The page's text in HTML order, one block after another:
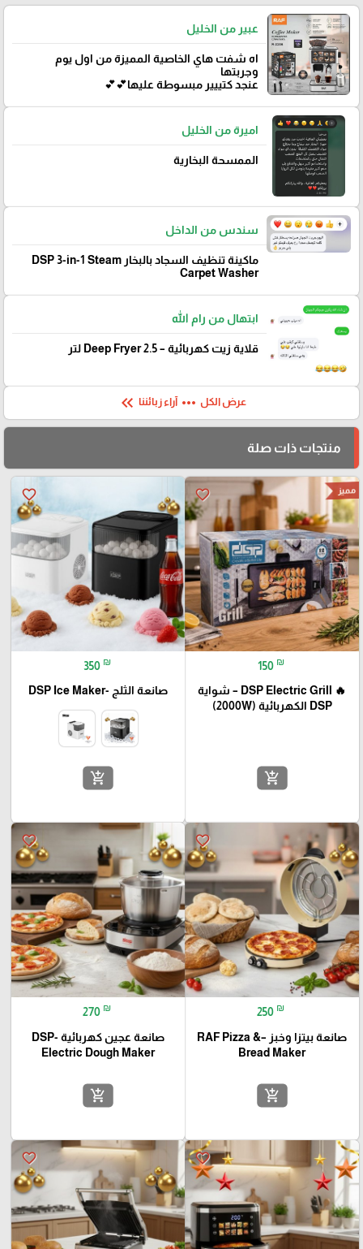
عبير من الخليل
اه شفت هاي الخاصية المميزة من اول يوم
وجربتها
عنجد كتييير مبسوطة عليها💕💕
اميرة من الخليل
الممسحة البخارية
سندس من الداخل
ماكينة تنظيف السجاد بالبخار DSP 3-in-1 Steam
Carpet Washer
ابتهال من رام الله
قلاية زيت كهربائية – Deep Fryer 2.5 لتر
عرض الكل more_horiz آراء زبائننا keyboard_double_arrow_left
منتجات ذات صلة
favorite_border مميز
150 ₪
🔥 DSP Electric Grill – شواية
DSP الكهربائية (2000W)
add_shopping_cart
favorite_border
350 ₪
صانعة الثلج -DSP Ice Maker
add_shopping_cart
favorite_border
250 ₪
صانعة بيتزا وخبز –RAF Pizza &
Bread Maker
add_shopping_cart
favorite_border
270 ₪
صانعة عجين كهربائية -DSP
Electric Dough Maker
add_shopping_cart
favorite_border
favorite_border